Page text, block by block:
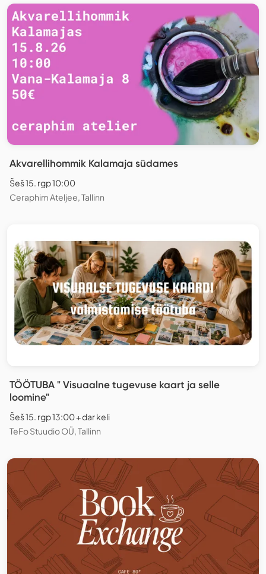
Akvarellihommik Kalamaja südames
Šeš 15. rgp 10:00
Ceraphim Ateljee, Tallinn
TÖÖTUBA " Visuaalne tugevuse kaart ja selle
loomine"
Šeš 15. rgp 13:00 + dar keli
TeFo Stuudio OÜ, Tallinn